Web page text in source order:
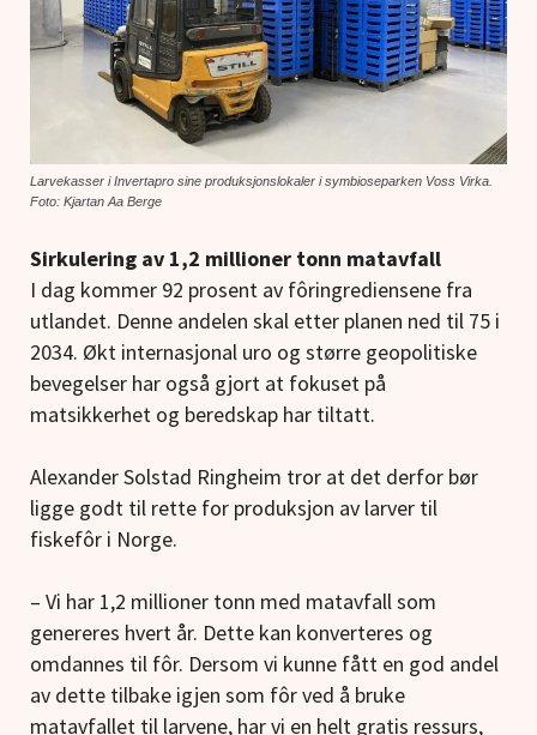
Larvekasser i Invertapro sine produksjonslokaler i symbioseparken Voss Virka.
Foto: Kjartan Aa Berge
Sirkulering av 1,2 millioner tonn matavfall
I dag kommer 92 prosent av fôringrediensene fra
utlandet. Denne andelen skal etter planen ned til 75 i
2034. Økt internasjonal uro og større geopolitiske
bevegelser har også gjort at fokuset på
matsikkerhet og beredskap har tiltatt.
Alexander Solstad Ringheim tror at det derfor bør
ligge godt til rette for produksjon av larver til
fiskefôr i Norge.
– Vi har 1,2 millioner tonn med matavfall som
genereres hvert år. Dette kan konverteres og
omdannes til fôr. Dersom vi kunne fått en god andel
av dette tilbake igjen som fôr ved å bruke
matavfallet til larvene, har vi en helt gratis ressurs,